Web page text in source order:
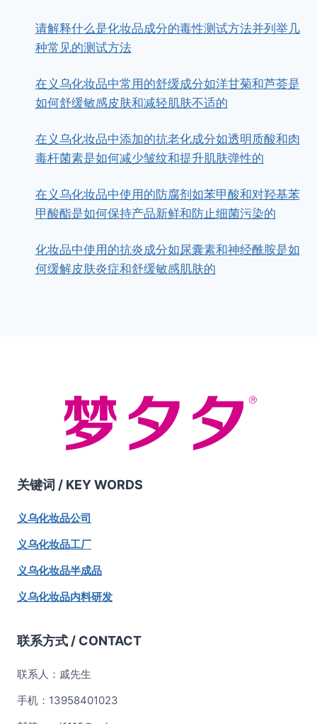
请解释什么是化妆品成分的毒性测试方法并列举几
种常见的测试方法
在义乌化妆品中常用的舒缓成分如洋甘菊和芦荟是
如何舒缓敏感皮肤和减轻肌肤不适的
在义乌化妆品中添加的抗老化成分如透明质酸和肉
毒杆菌素是如何减少皱纹和提升肌肤弹性的
在义乌化妆品中使用的防腐剂如苯甲酸和对羟基苯
甲酸酯是如何保持产品新鲜和防止细菌污染的
化妆品中使用的抗炎成分如尿囊素和神经酰胺是如
何缓解皮肤炎症和舒缓敏感肌肤的
关键词 / KEY WORDS
义乌化妆品公司
义乌化妆品工厂
义乌化妆品半成品
义乌化妆品内料研发
联系方式 / CONTACT
联系人：戚先生
手机：13958401023